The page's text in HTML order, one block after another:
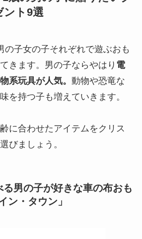
ント9選
の子女の子それぞれで遊ぶおも
きます。男の子ならやはり 電
系玩具が人気。 動物や恐竜な
を持つ子も増えていきます。
に合わせたアイテムをクリス
びましょう。
男の子が好きな車の布おも
ン・タウン」